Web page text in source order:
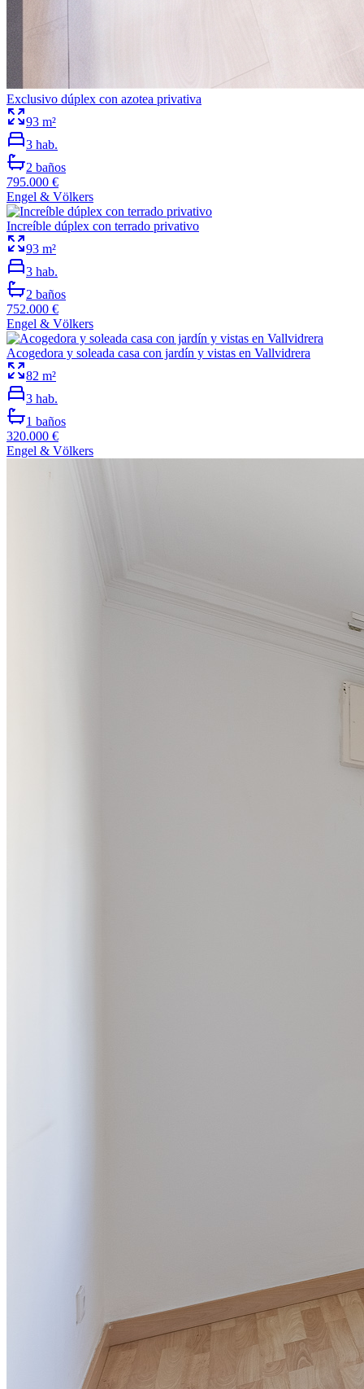
Exclusivo dúplex con azotea privativa
93 m²
3 hab.
2 baños
795.000 €
Engel & Völkers
Increíble dúplex con terrado privativo
93 m²
3 hab.
2 baños
752.000 €
Engel & Völkers
Acogedora y soleada casa con jardín y vistas en Vallvidrera
82 m²
3 hab.
1 baños
320.000 €
Engel & Völkers